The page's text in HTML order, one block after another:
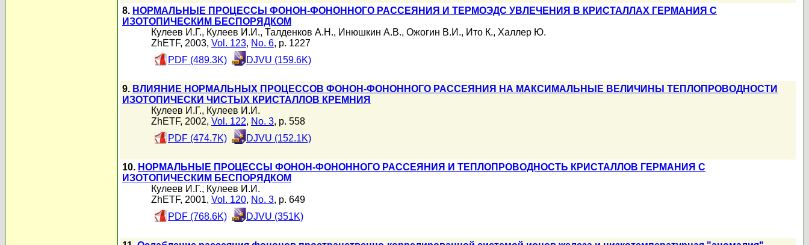
8. НОРМАЛЬНЫЕ ПРОЦЕССЫ ФОНОН-ФОНОННОГО РАССЕЯНИЯ И ТЕРМОЭДС УВЛЕЧЕНИЯ В КРИСТАЛЛАХ ГЕРМАНИЯ С
ИЗОТОПИЧЕСКИМ БЕСПОРЯДКОМ
Кулеев И.Г., Кулеев И.И., Талденков А.Н., Инюшкин А.В., Ожогин В.И., Ито К., Халлер Ю.
ZhETF, 2003, Vol. 123, No. 6, p. 1227
PDF (489.3K)
DJVU (159.6K)
9. ВЛИЯНИЕ НОРМАЛЬНЫХ ПРОЦЕССОВ ФОНОН-ФОНОННОГО РАССЕЯНИЯ НА МАКСИМАЛЬНЫЕ ВЕЛИЧИНЫ ТЕПЛОПРОВОДНОСТИ
ИЗОТОПИЧЕСКИ ЧИСТЫХ КРИСТАЛЛОВ КРЕМНИЯ
Кулеев И.Г., Кулеев И.И.
ZhETF, 2002, Vol. 122, No. 3, p. 558
PDF (474.7K)
DJVU (152.1K)
10. НОРМАЛЬНЫЕ ПРОЦЕССЫ ФОНОН-ФОНОННОГО РАССЕЯНИЯ И ТЕПЛОПРОВОДНОСТЬ КРИСТАЛЛОВ ГЕРМАНИЯ С
ИЗОТОПИЧЕСКИМ БЕСПОРЯДКОМ
Кулеев И.Г., Кулеев И.И.
ZhETF, 2001, Vol. 120, No. 3, p. 649
PDF (768.6K)
DJVU (351K)